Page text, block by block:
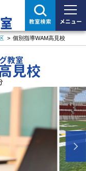
教室検索 メニュー
> 個別指導WAM高見校
教室
見校